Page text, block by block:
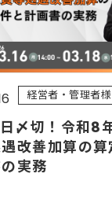
経営者・管理者様
〆切！令和8
改善加算の算
実務